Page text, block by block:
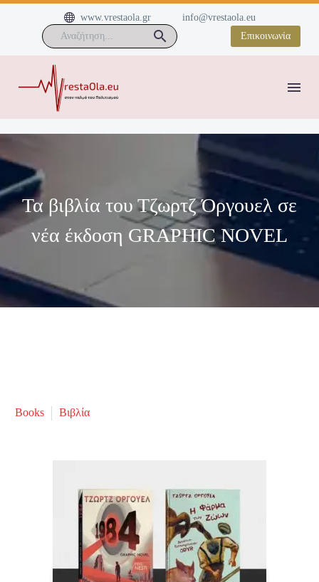

 www.vrestaola.gr
info@vrestaola.eu
Επικοινωνία
Τα βιβλία του Τζωρτζ Όργουελ σε
νέα έκδοση GRAPHIC NOVEL
Books Βιβλία